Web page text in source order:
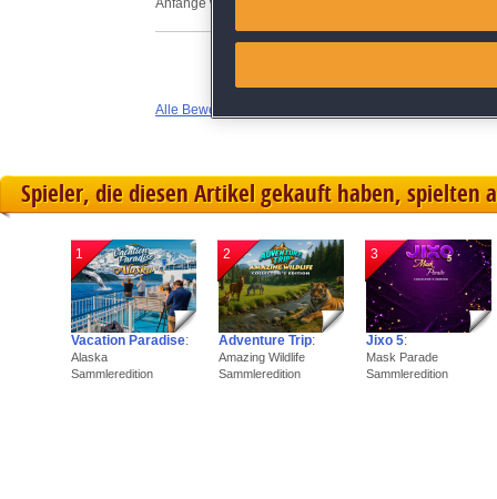
Anfänge waren recht gut.
Alle Bewertungen anzeigen
Spieler, die diesen Artikel gekauft haben, spielten
1
Vacation Paradise:
Alaska
Sammleredition
2
Adventure Trip:
Amazing Wildlife
Sammleredition
3
Jixo 5:
Mask Parade
Sammleredition